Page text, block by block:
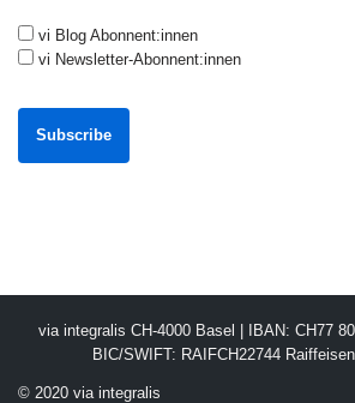
vi Blog Abonnent:innen
vi Newsletter-Abonnent:innen
via integralis CH-4000 Basel | IBAN: CH77
BIC/SWIFT: RAIFCH22744
© 2020 via integralis